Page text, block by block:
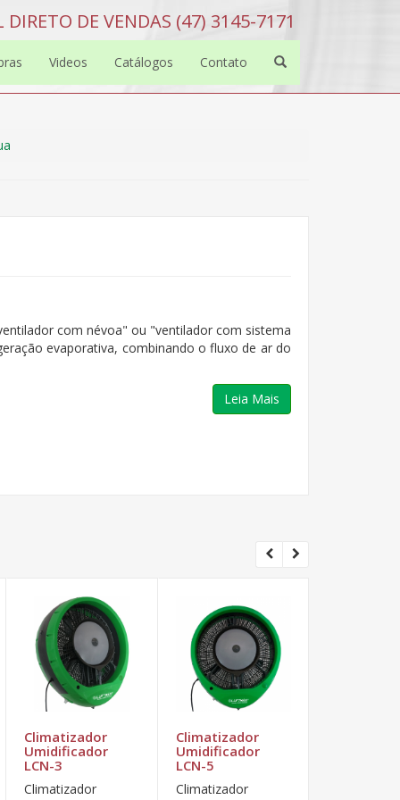
DIRETO DE VENDAS (47) 3145-7171
Videos Catálogos Contato
com névoa" ou "ventilador com sistema
evaporativa, combinando o fluxo de ar do
Leia Mais
Climatizador
Umidificador
LCN-3
Climatizador
Climatizador
Umidificador
LCN-5
Climatizador